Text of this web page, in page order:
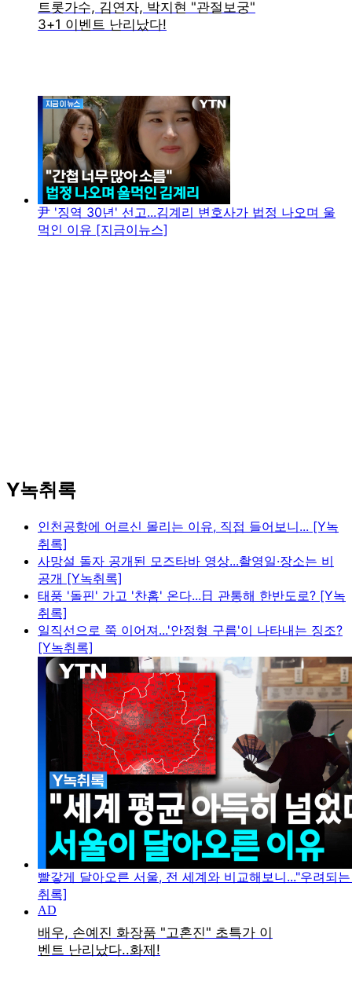
尹 '징역 30년' 선고...김계리 변호사가 법정 나오며 울
먹인 이유 [지금이뉴스]
Y녹취록
인천공항에 어르신 몰리는 이유, 직접 들어보니... [Y녹
취록]
사망설 돌자 공개된 모즈타바 영상...촬영일·장소는 비
공개 [Y녹취록]
태풍 '돌핀' 가고 '찬홈' 온다...日 관통해 한반도로? [Y녹
취록]
일직선으로 쭉 이어져...'안정형 구름'이 나타내는 징조?
[Y녹취록]
빨갛게 달아오른 서울, 전 세계와 비교해보니..."우려되
취록]